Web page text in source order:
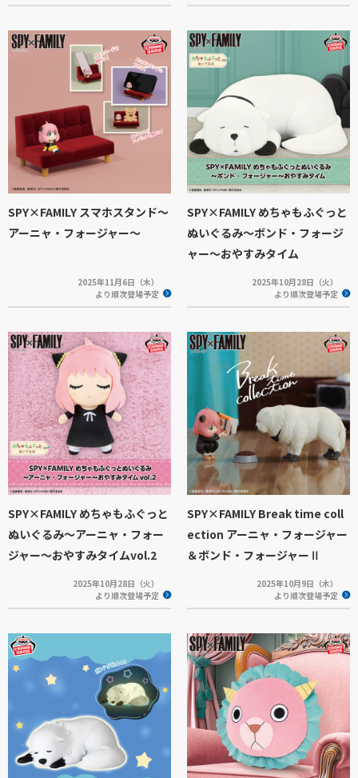
SPY×FAMILY スマホスタンド～
アーニャ・フォージャー～
2025年11月6日（木）
より順次登場予定
SPY×FAMILY めちゃもふぐっと
ぬいぐるみ～ボンド・フォージ
ャー～おやすみタイム
2025年10月28日（火）
より順次登場予定
SPY×FAMILY めちゃもふぐっと
ぬいぐるみ～アーニャ・フォー
ジャー～おやすみタイムvol.2
2025年10月28日（火）
より順次登場予定
SPY×FAMILY Break time coll
ection アーニャ・フォージャー
＆ボンド・フォージャーⅡ
2025年10月9日（木）
より順次登場予定